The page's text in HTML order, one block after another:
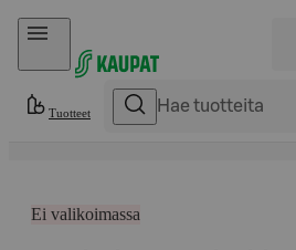
Hyppää sisältöön
Tuotteet
Ei valikoimassa